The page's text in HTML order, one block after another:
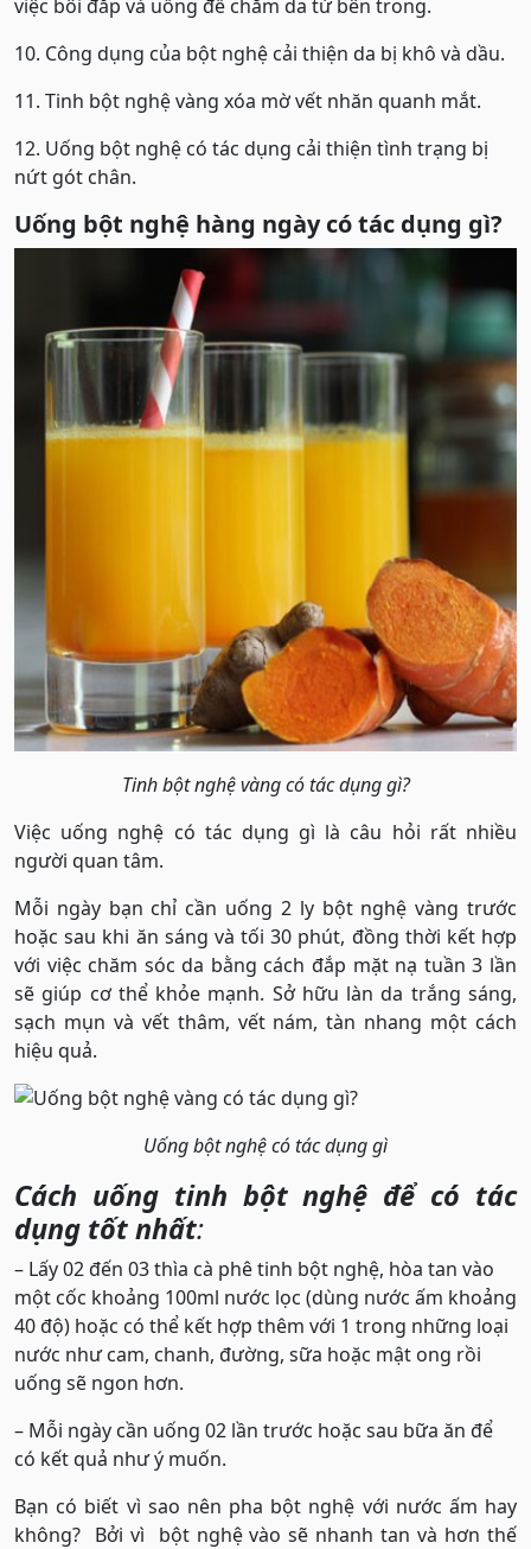
việc bôi đắp và uống để chăm da từ bên trong.
10. Công dụng của bột nghệ cải thiện da bị khô và dầu.
11. Tinh bột nghệ vàng xóa mờ vết nhăn quanh mắt.
12. Uống bột nghệ có tác dụng cải thiện tình trạng bị
nứt gót chân.
Uống bột nghệ hàng ngày có tác dụng gì?
Tinh bột nghệ vàng có tác dụng gì?
Việc uống nghệ có tác dụng gì là câu hỏi rất nhiều
người quan tâm.
Mỗi ngày bạn chỉ cần uống 2 ly bột nghệ vàng trước
hoặc sau khi ăn sáng và tối 30 phút, đồng thời kết hợp
với việc chăm sóc da bằng cách đắp mặt nạ tuần 3 lần
sẽ giúp cơ thể khỏe mạnh. Sở hữu làn da trắng sáng,
sạch mụn và vết thâm, vết nám, tàn nhang một cách
hiệu quả.
Uống bột nghệ có tác dụng gì
Cách uống tinh bột nghệ để có tác
dụng tốt nhất:
– Lấy 02 đến 03 thìa cà phê tinh bột nghệ, hòa tan vào
một cốc khoảng 100ml nước lọc (dùng nước ấm khoảng
40 độ) hoặc có thể kết hợp thêm với 1 trong những loại
nước như cam, chanh, đường, sữa hoặc mật ong rồi
uống sẽ ngon hơn.
– Mỗi ngày cần uống 02 lần trước hoặc sau bữa ăn để
có kết quả như ý muốn.
Bạn có biết vì sao nên pha bột nghệ với nước ấm hay
không? Bởi vì bột nghệ vào sẽ nhanh tan và hơn thế